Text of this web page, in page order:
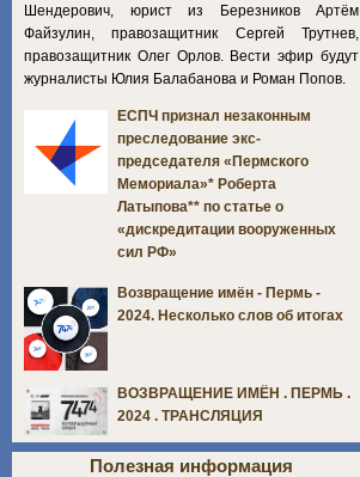
Шендерович, юрист из Березников Артём
Файзулин, правозащитник Сергей Трутнев,
правозащитник Олег Орлов. Вести эфир будут
журналисты Юлия Балабанова и Роман Попов.
ЕСПЧ признал незаконным
преследование экс-
председателя «Пермского
Мемориала»* Роберта
Латыпова** по статье о
«дискредитации вооруженных
сил РФ»
Возвращение имён - Пермь -
2024. Несколько слов об итогах
ВОЗВРАЩЕНИЕ ИМЁН . ПЕРМЬ .
2024 . ТРАНСЛЯЦИЯ
Полезная информация